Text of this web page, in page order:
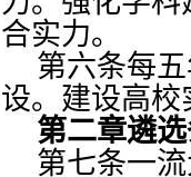
合实力。
第六条每
设。建设高
第二章遴
第七条一